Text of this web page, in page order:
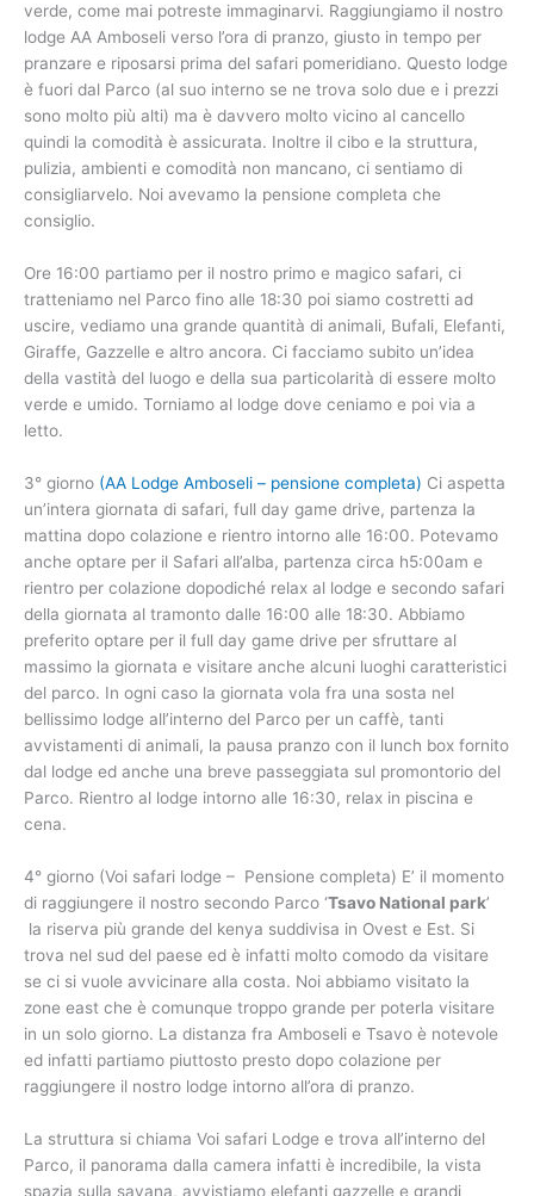
verde, come mai potreste immaginarvi. Raggiungiamo il nostro
lodge AA Amboseli verso l’ora di pranzo, giusto in tempo per
pranzare e riposarsi prima del safari pomeridiano. Questo lodge
è fuori dal Parco (al suo interno se ne trova solo due e i prezzi
sono molto più alti) ma è davvero molto vicino al cancello
quindi la comodità è assicurata. Inoltre il cibo e la struttura,
pulizia, ambienti e comodità non mancano, ci sentiamo di
consigliarvelo. Noi avevamo la pensione completa che
consiglio.
Ore 16:00 partiamo per il nostro primo e magico safari, ci
tratteniamo nel Parco fino alle 18:30 poi siamo costretti ad
uscire, vediamo una grande quantità di animali, Bufali, Elefanti,
Giraffe, Gazzelle e altro ancora. Ci facciamo subito un’idea
della vastità del luogo e della sua particolarità di essere molto
verde e umido. Torniamo al lodge dove ceniamo e poi via a
letto.
3° giorno (AA Lodge Amboseli – pensione completa) Ci aspetta
un’intera giornata di safari, full day game drive, partenza la
mattina dopo colazione e rientro intorno alle 16:00. Potevamo
anche optare per il Safari all’alba, partenza circa h5:00am e
rientro per colazione dopodiché relax al lodge e secondo safari
della giornata al tramonto dalle 16:00 alle 18:30. Abbiamo
preferito optare per il full day game drive per sfruttare al
massimo la giornata e visitare anche alcuni luoghi caratteristici
del parco. In ogni caso la giornata vola fra una sosta nel
bellissimo lodge all’interno del Parco per un caffè, tanti
avvistamenti di animali, la pausa pranzo con il lunch box fornito
dal lodge ed anche una breve passeggiata sul promontorio del
Parco. Rientro al lodge intorno alle 16:30, relax in piscina e
cena.
4° giorno (Voi safari lodge – Pensione completa) E’ il momento
di raggiungere il nostro secondo Parco ‘Tsavo National park’
la riserva più grande del kenya suddivisa in Ovest e Est. Si
trova nel sud del paese ed è infatti molto comodo da visitare
se ci si vuole avvicinare alla costa. Noi abbiamo visitato la
zone east che è comunque troppo grande per poterla visitare
in un solo giorno. La distanza fra Amboseli e Tsavo è notevole
ed infatti partiamo piuttosto presto dopo colazione per
raggiungere il nostro lodge intorno all’ora di pranzo.
La struttura si chiama Voi safari Lodge e trova all’interno del
Parco, il panorama dalla camera infatti è incredibile, la vista
spazia sulla savana, avvistiamo elefanti gazzelle e grandi